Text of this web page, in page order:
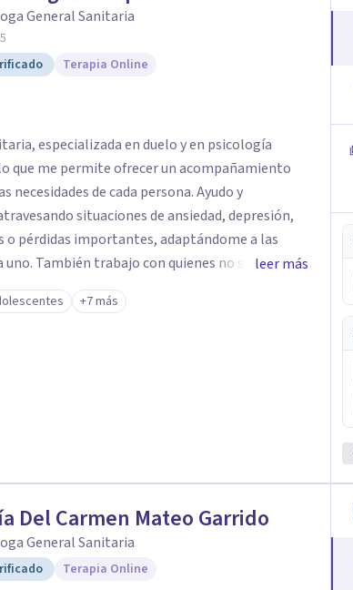
General Sanitaria
Terapia Online
especializada en duelo y en psicología
que me permite ofrecer un acompañamiento
necesidades de cada persona. Ayudo y
situaciones de ansiedad, depresión,
o pérdidas importantes, adaptándome a las
También trabajo con quienes no saben
que algo no va bien y quieren
tuve claro que quería dedicarme a algo
leer más
+7 más
Del Carmen Mateo Garrido
General Sanitaria
Terapia Online